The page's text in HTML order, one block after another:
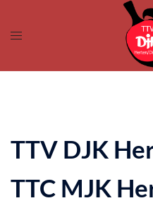
Inhalt
TTV DJK
TTC MJK